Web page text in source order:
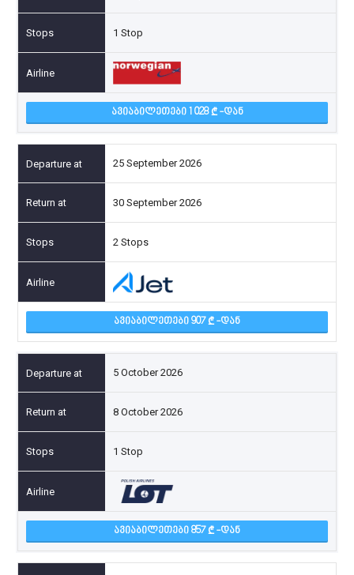
1 Stop
ᲐᲕᲘᲐᲑᲘᲚᲔᲗᲔᲑᲘ 1 028 -ᲓᲐᲜ
25 September 2026
30 September 2026
2 Stops
ᲐᲕᲘᲐᲑᲘᲚᲔᲗᲔᲑᲘ 907 -ᲓᲐᲜ
5 October 2026
8 October 2026
1 Stop
ᲐᲕᲘᲐᲑᲘᲚᲔᲗᲔᲑᲘ 857 -ᲓᲐᲜ